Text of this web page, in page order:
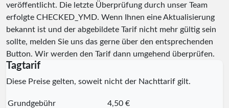
veröffentlicht. Die letzte Überprüfung durch unser Team
erfolgte CHECKED_YMD. Wenn Ihnen eine Aktualisierung
bekannt ist und der abgebildete Tarif nicht mehr gültig sein
sollte, melden Sie uns das gerne über den entsprechenden
Button. Wir werden den Tarif dann umgehend überprüfen.
Tagtarif
Diese Preise gelten, soweit nicht der Nachttarif gilt.
Grundgebühr
4,50 €